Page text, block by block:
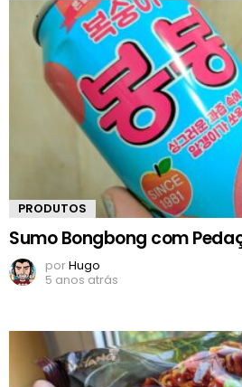
PRODUTOS
Sumo Bongbong com
porHugo
5 anos atrás